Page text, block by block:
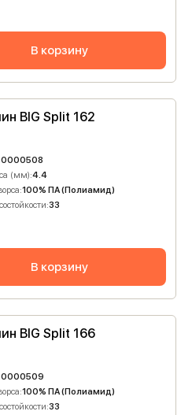
В корзину
BIG Split 162
0000508
(мм):4.4
100% ПА (Полиамид)
33
В корзину
BIG Split 166
0000509
100% ПА (Полиамид)
33